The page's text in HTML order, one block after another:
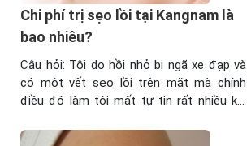
Chi phí trị sẹo lồi tại Kangnam là
bao nhiêu?
Câu hỏi: Tôi do hồi nhỏ bị ngã xe đạp và
có một vết sẹo lồi trên mặt mà chính
điều đó làm tôi mất tự tin rất nhiều khi
Kangnam cho tôi biết là nếu xóa sẹo lồi